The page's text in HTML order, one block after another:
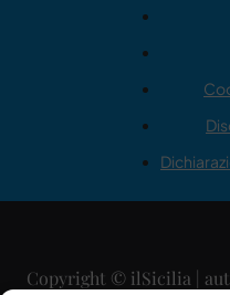
Copyright © ilSicilia |